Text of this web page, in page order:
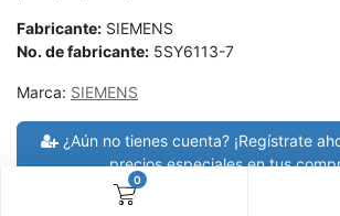
0
Fabricante: SIEMENS
No. de fabricante: 5SY6113-7
Marca: SIEMENS
¿Aún no tienes cuenta? ¡Regístrate
precios especiales en tus